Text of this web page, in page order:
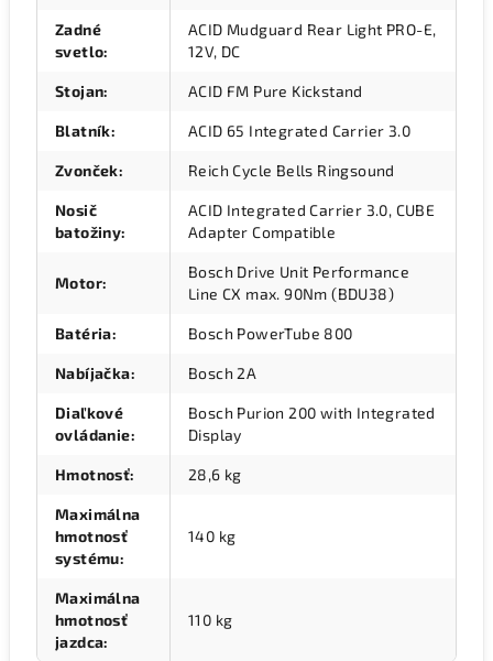
Zadné
svetlo:
ACID Mudguard Rear Light PRO-E,
12V, DC
Stojan: ACID FM Pure Kickstand
Blatník: ACID 65 Integrated Carrier 3.0
Zvonček: Reich Cycle Bells Ringsound
Nosič
batožiny:
ACID Integrated Carrier 3.0, CUBE
Adapter Compatible
Motor:
Bosch Drive Unit Performance
Line CX max. 90Nm (BDU38)
Batéria: Bosch PowerTube 800
Nabíjačka: Bosch 2A
Diaľkové
ovládanie:
Bosch Purion 200 with Integrated
Display
Hmotnosť: 28,6 kg
Maximálna
hmotnosť
systému:
140 kg
Maximálna
hmotnosť
jazdca:
110 kg